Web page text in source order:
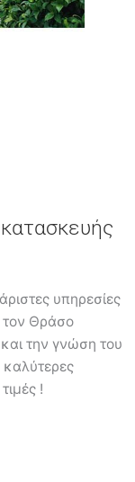
υπηρεσίες
τον Θράσο
την γνώση του
!